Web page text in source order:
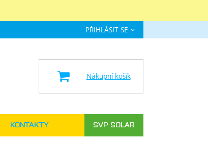
KONTAKTY SVP SOLAR
PŘIHLÁSIT SE
Nákupní košík